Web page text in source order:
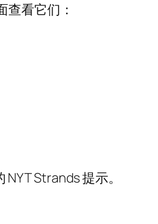
看它们：
Strands 提示。